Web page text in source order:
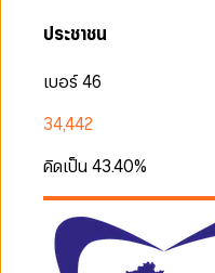
ประชาชน
เบอร์ 46
34,442
คิดเป็น43.40%